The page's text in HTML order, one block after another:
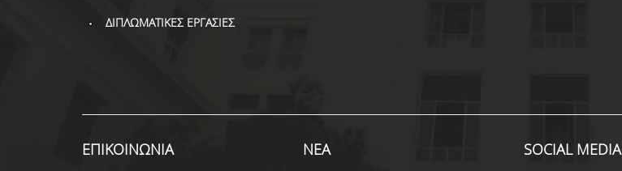
ΔΙΠΛΩΜΑΤΙΚΕΣ ΕΡΓΑΣΙΕΣ
ΕΠΙΚΟΙΝΩΝΙΑ ΝΕΑ SOCIAL MEDIA